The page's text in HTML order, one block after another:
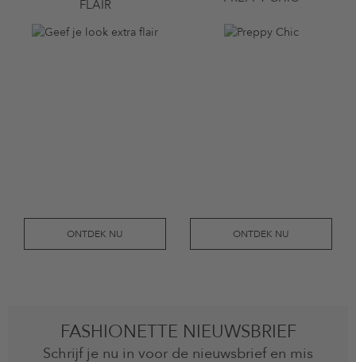
FLAIR
ONTDEK NU ONTDEK NU
FASHIONETTE NIEUWSBRIEF
Schrijf je nu in voor de nieuwsbrief en mis